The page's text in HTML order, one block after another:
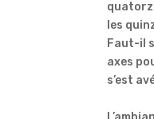
les
Faut-il
axes
s’est